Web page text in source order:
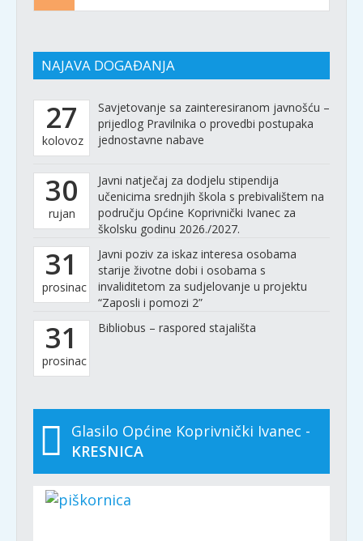
NAJAVA DOGAĐANJA
27
kolovoz
Savjetovanje sa zainteresiranom javnošću –
prijedlog Pravilnika o provedbi postupaka
jednostavne nabave
30
rujan
Javni natječaj za dodjelu stipendija
učenicima srednjih škola s prebivalištem na
području Općine Koprivnički Ivanec za
školsku godinu 2026./2027.
31
prosinac
Javni poziv za iskaz interesa osobama
starije životne dobi i osobama s
invaliditetom za sudjelovanje u projektu
“Zaposli i pomozi 2”
31
prosinac
Bibliobus – raspored stajališta
Glasilo Općine Koprivnički Ivanec -
KRESNICA